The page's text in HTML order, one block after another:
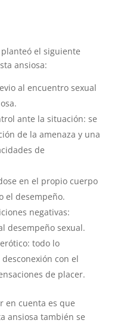
el siguiente
ansiosa:
al encuentro sexual
ante la situación: se
de la amenaza y una
de
en el propio cuerpo
el desempeño.
negativas:
desempeño sexual.
todo lo
con el
de placer.
en cuenta es que
ansiosa también se